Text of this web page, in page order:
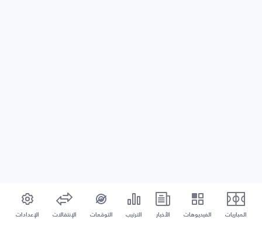
المباريات الفيديوهات الأخبار الترتيب التوقعات الإنتقالات الإعدادات